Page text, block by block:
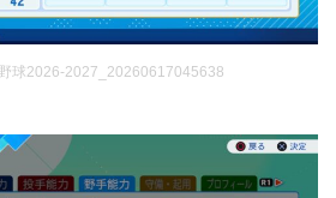
球2026-2027_20260617045638